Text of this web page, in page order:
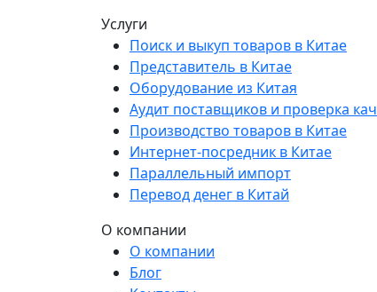
Услуги
Поиск и выкуп товаров в Китае
Представитель в Китае
Оборудование из Китая
Аудит поставщиков и проверка
Производство товаров в Китае
Интернет-посредник в Китае
Параллельный импорт
Перевод денег в Китай
О компании
О компании
Блог